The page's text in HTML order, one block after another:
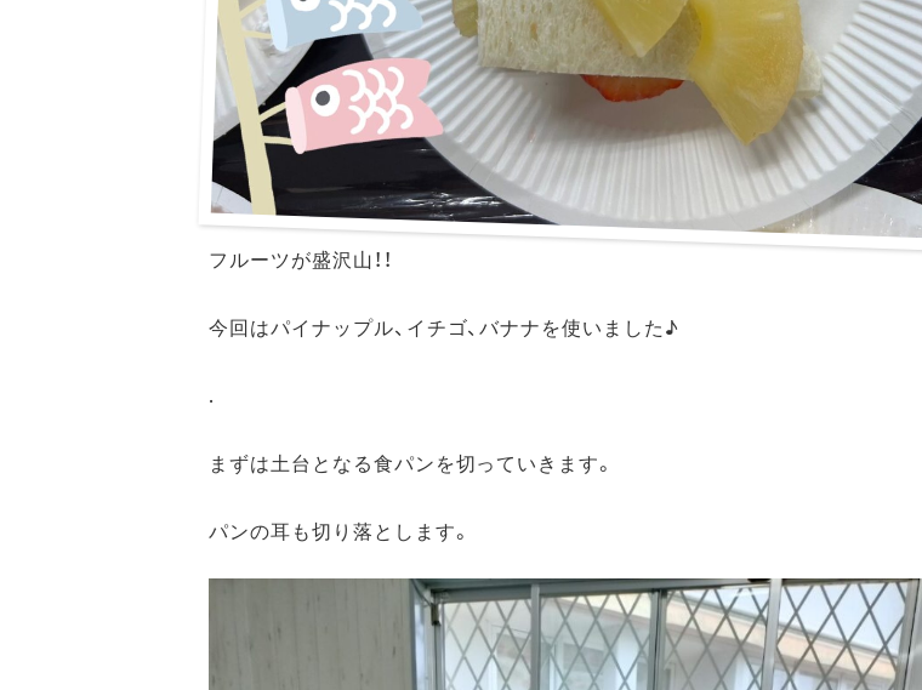
フルーツが盛沢山！！
今回はパイナップル、イチゴ、バナナを使いました♪
.
まずは土台となる食パンを切っていきます。
パンの耳も切り落とします。